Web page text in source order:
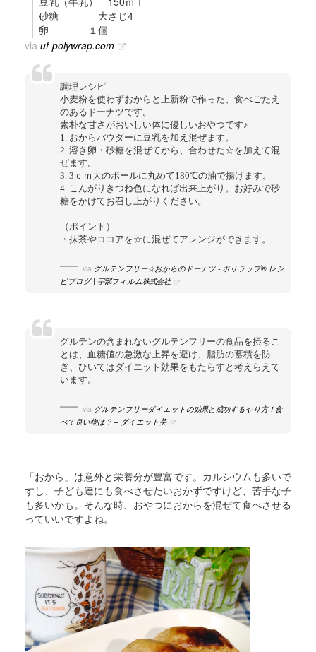
砂糖 大さじ4
卵 １個
via uf-polywrap.com
調理レシピ
小麦粉を使わずおからと上新粉で作った、食べごたえ
のあるドーナツです。
素朴な甘さがおいしい体に優しいおやつです♪
1. おからパウダーに豆乳を加え混ぜます。
2. 溶き卵・砂糖を混ぜてから、合わせた☆を加えて混
ぜます。
3. 3ｃｍ大のボールに丸めて180℃の油で揚げます。
4. こんがりきつね色になれば出来上がり。お好みで砂
糖をかけてお召し上がりください。
（ポイント）
・抹茶やココアを☆に混ぜてアレンジができます。
via グルテンフリー☆おからのドーナツ - ポリラップ® レシ
ピブログ | 宇部フィルム株式会社
グルテンの含まれないグルテンフリーの食品を摂るこ
とは、血糖値の急激な上昇を避け、脂肪の蓄積を防
ぎ、ひいてはダイエット効果をもたらすと考えらえて
います。
via グルテンフリーダイエットの効果と成功するやり方！食
べて良い物は？ – ダイエット美
「おから」は意外と栄養分が豊富です。カルシウムも多いで
すし、子ども達にも食べさせたいおかずですけど、苦手な子
も多いかも。そんな時、おやつにおからを混ぜて食べさせる
っていいですよね。